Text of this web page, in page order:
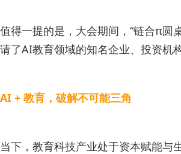
值得一提的是，大会期间，“链合π圆
请了AI教育领域的知名企业、投资机
AI + 教育，破解不可能三角
当下，教育科技产业处于资本赋能与